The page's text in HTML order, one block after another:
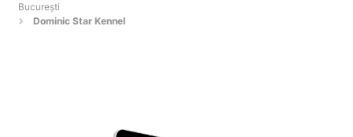
Bucureşti
Dominic Star Kennel